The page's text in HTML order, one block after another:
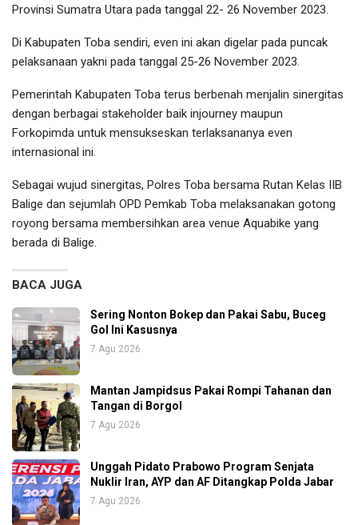
Provinsi Sumatra Utara pada tanggal 22- 26 November 2023.
Di Kabupaten Toba sendiri, even ini akan digelar pada puncak
pelaksanaan yakni pada tanggal 25-26 November 2023.
Pemerintah Kabupaten Toba terus berbenah menjalin sinergitas
dengan berbagai stakeholder baik injourney maupun
Forkopimda untuk mensukseskan terlaksananya even
internasional ini.
Sebagai wujud sinergitas, Polres Toba bersama Rutan Kelas IIB
Balige dan sejumlah OPD Pemkab Toba melaksanakan gotong
royong bersama membersihkan area venue Aquabike yang
berada di Balige.
BACA JUGA
Sering Nonton Bokep dan Pakai Sabu, Buceg
Gol Ini Kasusnya
7 Agu 2026
Mantan Jampidsus Pakai Rompi Tahanan dan
Tangan di Borgol
7 Agu 2026
Unggah Pidato Prabowo Program Senjata
Nuklir Iran, AYP dan AF Ditangkap Polda Jabar
7 Agu 2026